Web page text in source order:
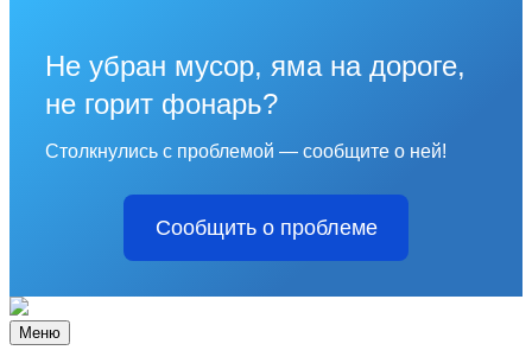
Не убран мусор, яма на дороге,
не горит фонарь?
Столкнулись с проблемой — сообщите о ней!
Сообщить о проблеме
Меню